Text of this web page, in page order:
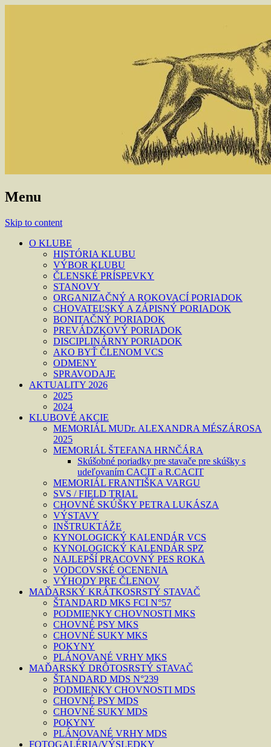
Menu
Skip to content
O KLUBE
HISTÓRIA KLUBU
VÝBOR KLUBU
ČLENSKÉ PRÍSPEVKY
STANOVY
ORGANIZAČNÝ A ROKOVACÍ PORIADOK
CHOVATEĽSKÝ A ZÁPISNÝ PORIADOK
BONITAČNÝ PORIADOK
PREVÁDZKOVÝ PORIADOK
DISCIPLINÁRNY PORIADOK
AKO BYŤ ČLENOM VCS
ODMENY
SPRAVODAJE
AKTUALITY 2026
2025
2024
KLUBOVÉ AKCIE
MEMORIÁL MUDr. ALEXANDRA MÉSZÁROSA
2025
MEMORIÁL ŠTEFANA HRNČÁRA
Skúšobné poriadky pre stavače pre skúšky s
udeľovaním CACIT a R.CACIT
MEMORIÁL FRANTIŠKA VARGU
SVS / FIELD TRIAL
CHOVNÉ SKÚŠKY PETRA LUKÁSZA
VÝSTAVY
INŠTRUKTÁŽE
KYNOLOGICKÝ KALENDÁR VCS
KYNOLOGICKÝ KALENDÁR SPZ
NAJLEPŠÍ PRACOVNÝ PES ROKA
VODCOVSKÉ OCENENIA
VÝHODY PRE ČLENOV
MAĎARSKÝ KRÁTKOSRSTÝ STAVAČ
ŠTANDARD MKS FCI N°57
PODMIENKY CHOVNOSTI MKS
CHOVNÉ PSY MKS
CHOVNÉ SUKY MKS
POKYNY
PLÁNOVANÉ VRHY MKS
MAĎARSKÝ DRÔTOSRSTÝ STAVAČ
ŠTANDARD MDS N°239
PODMIENKY CHOVNOSTI MDS
CHOVNÉ PSY MDS
CHOVNÉ SUKY MDS
POKYNY
PLÁNOVANÉ VRHY MDS
FOTOGALÉRIA/VÝSLEDKY